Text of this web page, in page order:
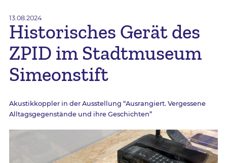
13.08.2024
Historisches Gerät des
ZPID im Stadtmuseum
Simeonstift
Akustikkoppler in der Ausstellung “Ausrangiert. Vergessene
Alltagsgegenstände und ihre Geschichten”